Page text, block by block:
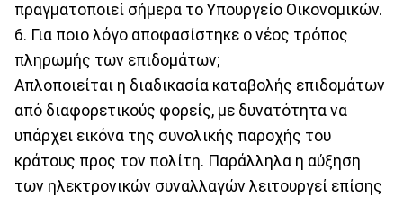
πραγματοποιεί σήμερα το Υπουργείο Οικονομικών.
6. Για ποιο λόγο αποφασίστηκε ο νέος τρόπος
πληρωμής των επιδομάτων;
Απλοποιείται η διαδικασία καταβολής επιδομάτων
από διαφορετικούς φορείς, με δυνατότητα να
υπάρχει εικόνα της συνολικής παροχής του
κράτους προς τον πολίτη. Παράλληλα η αύξηση
των ηλεκτρονικών συναλλαγών λειτουργεί επίσης